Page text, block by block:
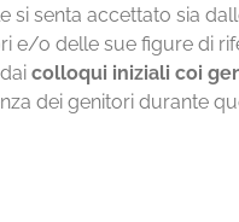
si senta accettato sia
e/o delle sue figure di
daicolloqui iniziali coi
dei genitori durante